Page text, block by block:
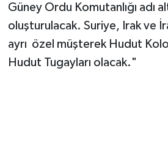
Güney Ordu Komutanlığı adı
oluşturulacak. Suriye, Irak ve
ayrı özel müşterek Hudut
Hudut Tugayları olacak."